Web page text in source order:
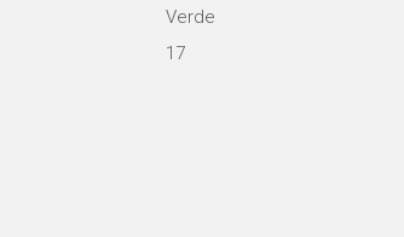
Verde
17